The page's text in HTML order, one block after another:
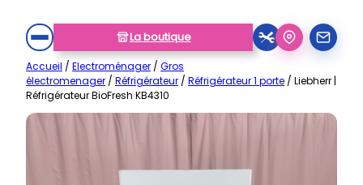
La boutique
Accueil / Electroménager / Gros
électromenager / Réfrigérateur / Réfrigérateur 1 porte / Liebherr |
Réfrigérateur BioFresh KB4310